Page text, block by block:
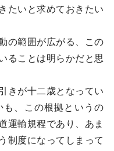
たいと求めておきたい
の範囲が広がる、この
ることは明らかだと思
きが十二歳となってい
も、この根拠というの
運輸規程であり、あま
制度になってしまって